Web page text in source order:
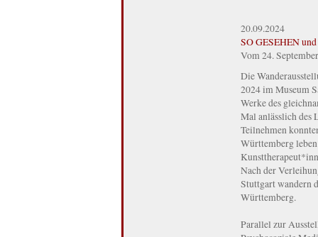
20.09.2024
SO GESEHEN
Vom 24.
Die
2024 im Museum
Werke des
Mal anlässlich des
Teilnehmen
Württemberg
Nach der
Stuttgart wandern
Württemberg.
Parallel zur